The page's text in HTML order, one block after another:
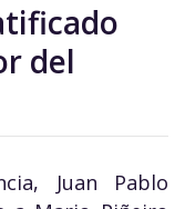
del
Juan Pablo